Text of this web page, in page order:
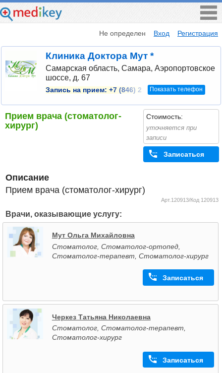
Не определен Вход Регистрация
Клиника Доктора Мут *
Самарская область, Самара, Аэропортовское
шоссе, д. 67
Запись на прием: +7 (846) 2 Показать телефон
Прием врача (стоматолог-
хирург)
Стоимость:
уточняется при
записи
Записаться
Описание
Прием врача (стоматолог-хирург)
Арт.120913/Код 120913
Врачи, оказывающие услугу:
Мут Ольга Михайловна
Стоматолог, Стоматолог-ортопед,
Стоматолог-терапевт, Стоматолог-хирург
Записаться
Черкез Татьяна Николаевна
Стоматолог, Стоматолог-терапевт,
Стоматолог-хирург
Записаться